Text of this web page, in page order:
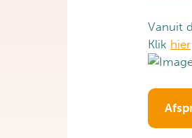
Vanuit
Klik hier